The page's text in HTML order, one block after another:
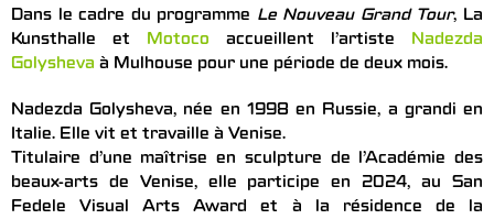
Dans le cadre du programme Le Nouveau Grand Tour, La
Kunsthalle et Motoco accueillent l’artiste Nadezda
Golysheva à Mulhouse pour une période de deux mois.
Nadezda Golysheva, née en 1998 en Russie, a grandi en
Italie. Elle vit et travaille à Venise.
Titulaire d’une maîtrise en sculpture de l’Académie des
beaux-arts de Venise, elle participe en 2024, au San
Fedele Visual Arts Award et à la résidence de la